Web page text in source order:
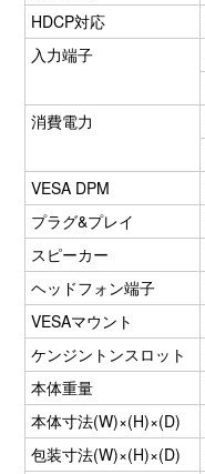
HDCP対応
入力端子
消費電力
VESA DPM
プラグ&プレイ
スピーカー
ヘッドフォン端子
VESAマウント
ケンジントンスロット
本体重量
本体寸法(W)×(H)×(D)
包装寸法(W)×(H)×(D)